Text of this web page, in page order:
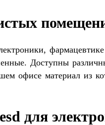
Доступны
офисе материал из
для